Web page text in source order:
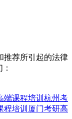
推荐所引起的法律
端课程培训 杭州考
程培训 厦门考研高